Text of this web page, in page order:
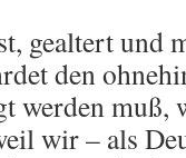
gealtert und
den
werden muß,
wir – als